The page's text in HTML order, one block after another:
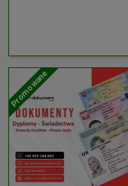
Promowane